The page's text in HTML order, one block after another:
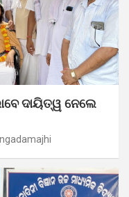
ଦାୟିତ୍ୱ ନେଲେ